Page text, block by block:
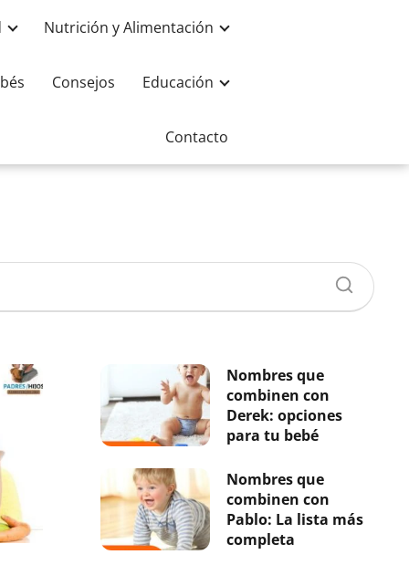
Nutrición y Alimentación
Consejos Educación
Contacto
Nombres que
combinen con
Derek: opciones
para tu bebé
Nombres que
combinen con
Pablo: La lista más
completa